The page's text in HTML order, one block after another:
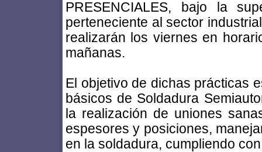
PRESENCIALES, bajo la
perteneciente al sector
realizarán los viernes en
mañanas.
El objetivo de dichas prácticas
básicos de Soldadura
la realización de uniones
espesores y posiciones,
en la soldadura, cumpliendo